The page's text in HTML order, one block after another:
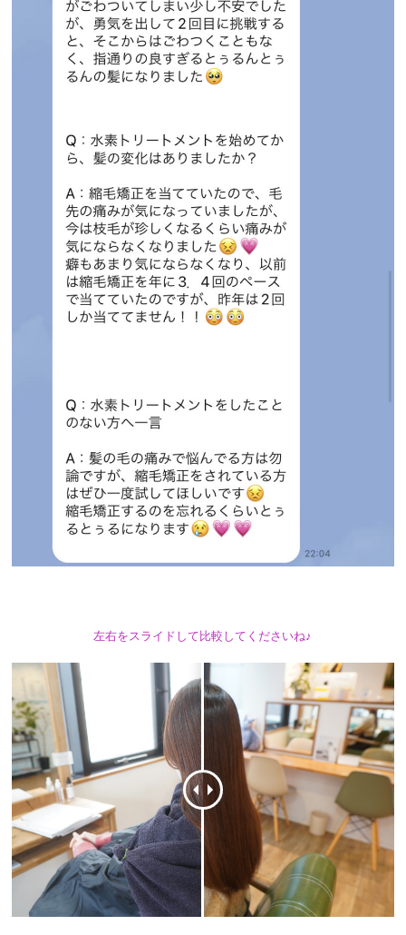
左右をスライドして比較してくださいね♪